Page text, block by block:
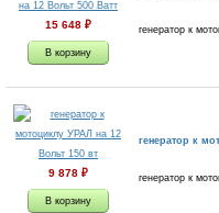
15 648 ₽ генератор к
9 878 ₽
генератор к
генератор к